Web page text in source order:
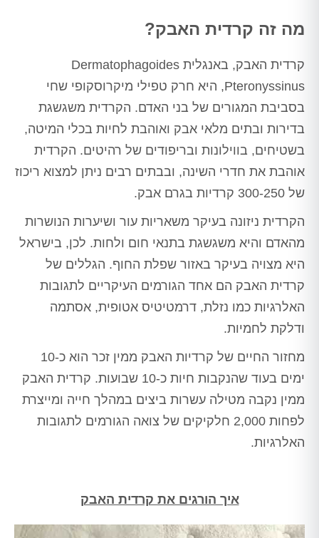
מה זה קרדית האבק?
קרדית האבק, באנגלית Dermatophagoides
Pteronyssinus, היא חרק טפילי מיקרוסקופי שחי
בסביבת המגורים של בני האדם. הקרדית משגשגת
בדירות ובתים מלאי אבק ואוהבת לחיות בכלי המיטה,
בשטיחים, בווילונות ובריפודים של רהיטים. הקרדית
אוהבת את חדרי השינה, ובבתים רבים ניתן למצוא ריכוז
של 300-250 קרדיות בגרם אבק.
הקרדית ניזונה בעיקר משאריות עור ושיערות הנושרות
מהאדם והיא משגשגת בתנאי חום ולחות. לכן, בישראל
היא מצויה בעיקר באזור שפלת החוף. הגללים של
קרדית האבק הם אחד הגורמים העיקריים לתגובות
האלרגיות כמו נזלת, דרמטיטיס אטופית, אסתמה
ודלקת לחמיות.
מחזור החיים של קרדיות האבק ממין זכר הוא כ-10
ימים בעוד שהנקבות חיות כ-10 שבועות. קרדית האבק
ממין נקבה מטילה עשרות ביצים במהלך חייה ומייצרת
לפחות 2,000 חלקיקים של צואה הגורמים לתגובות
האלרגיות.
איך הורגים את קרדית האבק